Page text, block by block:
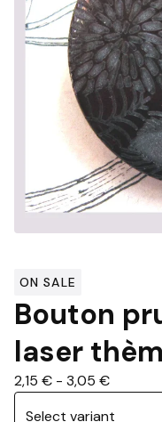
ON SALE
Bouton
laser
2,15 € - 3,05 €